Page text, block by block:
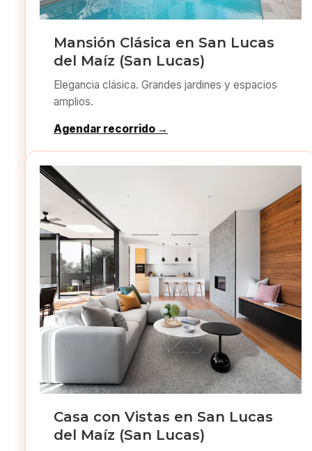
Mansión Clásica en San Lucas
del Maíz (San Lucas)
Elegancia clásica. Grandes jardines y espacios
amplios.
Agendar recorrido →
Casa con Vistas en San Lucas
del Maíz (San Lucas)